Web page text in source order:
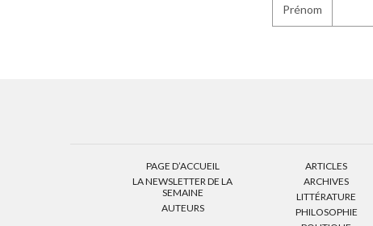
Prénom
PAGE D’ACCUEIL
LA NEWSLETTER DE LA
SEMAINE
AUTEURS
ARTICLES
ARCHIVES
LITTÉRATURE
PHILOSOPHIE